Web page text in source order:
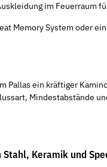
im Feuerraum
Memory System oder
Pallas ein kräftiger
Mindestabstände
Keramik und